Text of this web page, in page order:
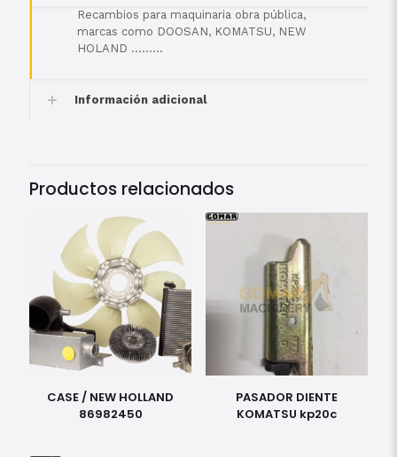
Recambios para maquinaria obra pública,
marcas como DOOSAN, KOMATSU, NEW
HOLAND ………
Información adicional
Productos relacionados
CASE / NEW HOLLAND
86982450
PASADOR DIENTE
KOMATSU kp20c